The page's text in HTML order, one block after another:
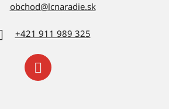
obchod@lcnaradie.sk
+421 911 989 325